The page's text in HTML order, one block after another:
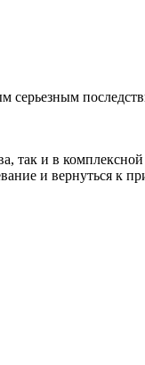
серьезным
так и в
и вернуться к